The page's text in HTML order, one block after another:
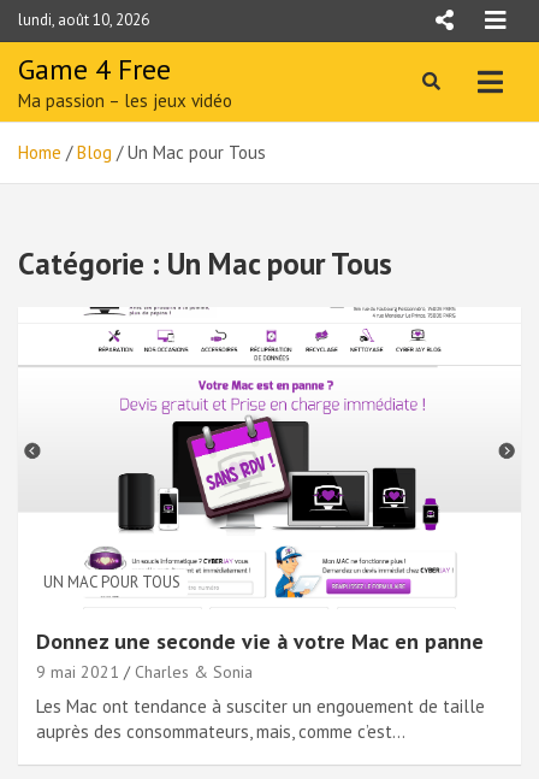
Skip
to
content
lundi, août 10, 2026
Game 4 Free
Ma passion – les jeux vidéo
Home Blog Un Mac pour Tous
Catégorie : Un Mac pour Tous
UN MAC POUR TOUS
Donnez une seconde vie à votre Mac en panne
9 mai 2021 Charles & Sonia
Les Mac ont tendance à susciter un engouement de taille
auprès des consommateurs, mais, comme c’est…